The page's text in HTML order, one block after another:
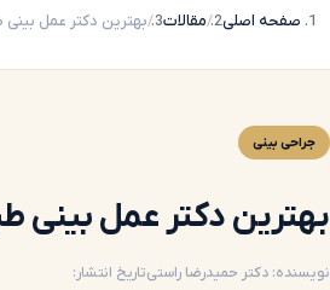
صفحه اصلی مقالات بهترین دکتر عمل
جراحی بینی
بهترین دکتر عمل بینی
نویسنده: دکتر حمیدرضا راستیتاریخ انتشار: